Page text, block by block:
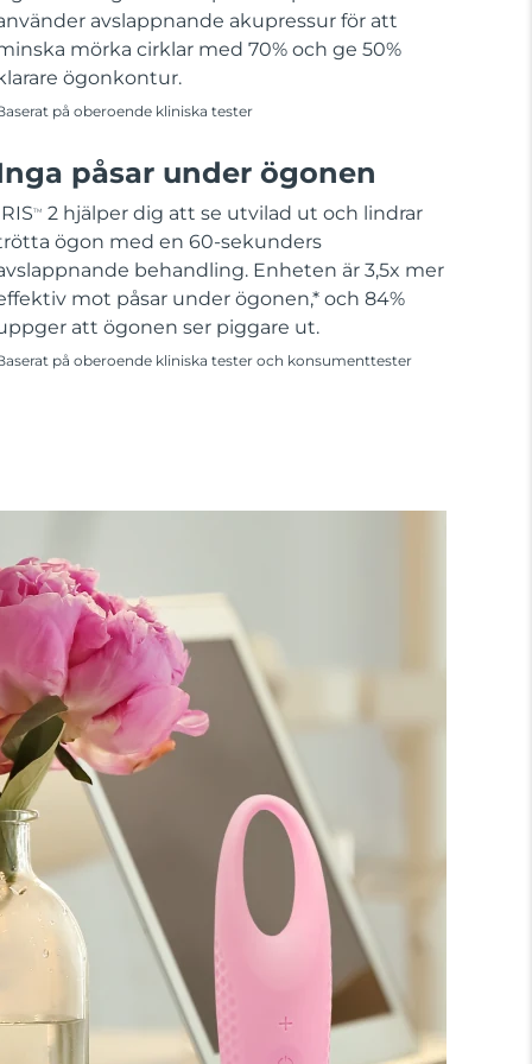
avslappnande akupressur för att
mörka cirklar med 70% och ge 50%
ögonkontur.
på oberoende kliniska tester
påsar under ögonen
TM
2 hjälper dig att se utvilad ut och lindrar
ögon med en 60-sekunders
behandling. Enheten är 3,5x mer
mot påsar under ögonen,* och 84%
att ögonen ser piggare ut.
på oberoende kliniska tester och konsumenttester